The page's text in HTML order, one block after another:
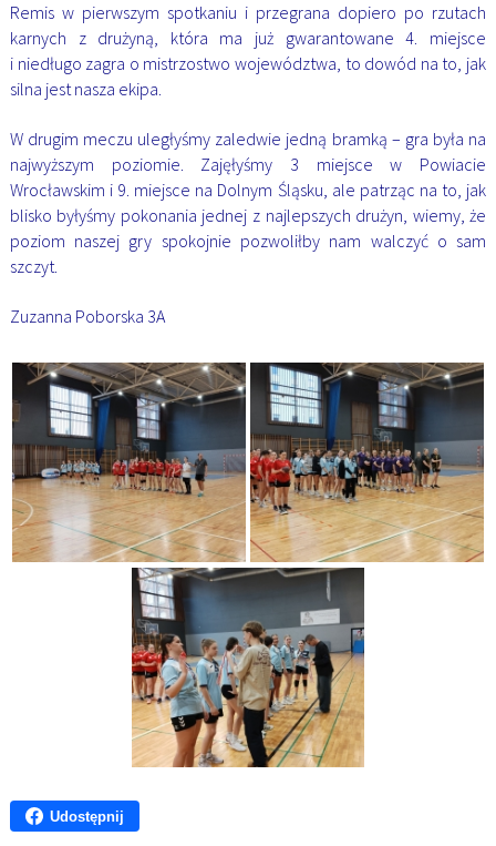
Remis w pierwszym spotkaniu i przegrana dopiero po rzutach
karnych z drużyną, która ma już gwarantowane 4. miejsce
i niedługo zagra o mistrzostwo województwa, to dowód na to, jak
silna jest nasza ekipa.
W drugim meczu uległyśmy zaledwie jedną bramką – gra była na
najwyższym poziomie. Zajęłyśmy 3 miejsce w Powiacie
Wrocławskim i 9. miejsce na Dolnym Śląsku, ale patrząc na to, jak
blisko byłyśmy pokonania jednej z najlepszych drużyn, wiemy, że
poziom naszej gry spokojnie pozwoliłby nam walczyć o sam
szczyt.
Zuzanna Poborska 3A
Udostępnij